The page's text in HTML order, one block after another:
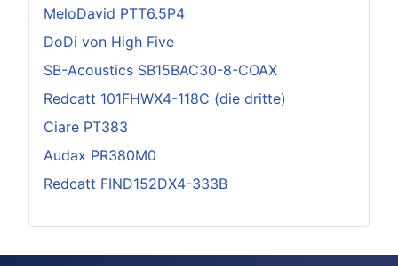
MeloDavid PTT6.5P4
DoDi von High Five
SB-Acoustics SB15BAC30-8-COAX
Redcatt 101FHWX4-118C (die dritte)
Ciare PT383
Audax PR380M0
Redcatt FIND152DX4-333B